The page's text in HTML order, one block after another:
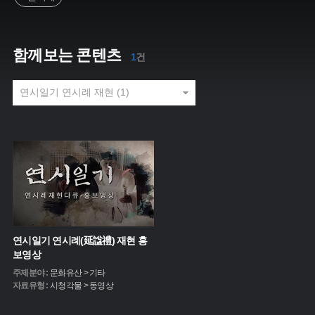
함께보는 콘텐츠 1건
연시일기 연시례(延諡禮) 재현 홍
보영상
주제분야 : 문화유산 > 기타
자료유형 : 시청각물 > 동영상